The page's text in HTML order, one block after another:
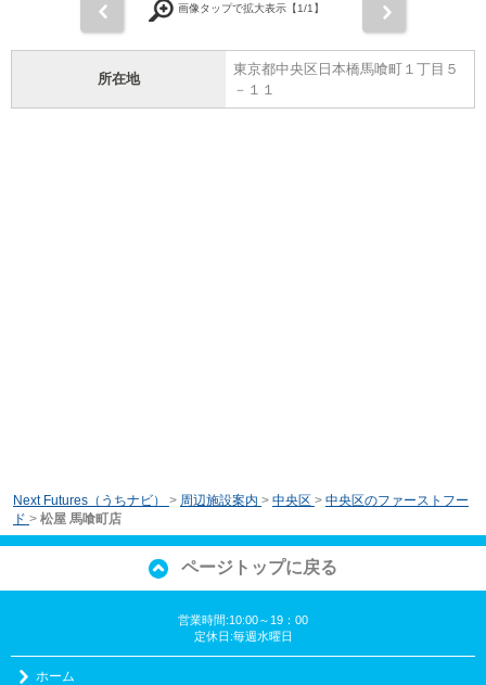
画像タップで拡大表示【1/1】
所在地
東京都中央区日本橋馬喰町１丁目５
－１１
Next Futures（うちナビ） > 周辺施設案内 > 中央区 > 中央区のファーストフー
ド > 松屋 馬喰町店
ページトップに戻る
営業時間:10:00～19：00
定休日:毎週水曜日
ホーム